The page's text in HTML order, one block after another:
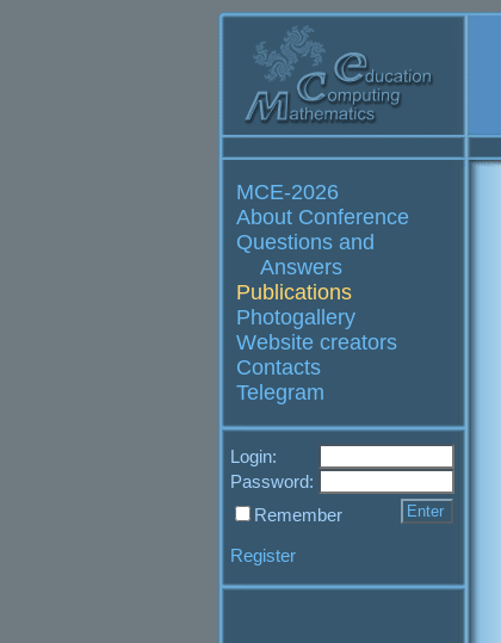
MCE-2026
About Conference
Questions and
Answers
Publications
Photogallery
Website creators
Contacts
Telegram
Login:
Password:
Remember
Register